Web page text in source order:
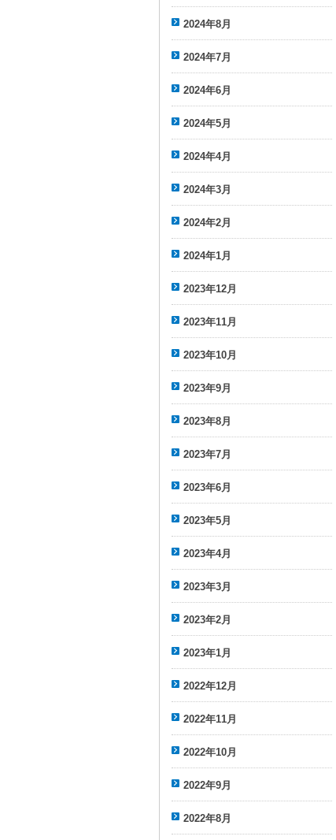
2024年8月
2024年7月
2024年6月
2024年5月
2024年4月
2024年3月
2024年2月
2024年1月
2023年12月
2023年11月
2023年10月
2023年9月
2023年8月
2023年7月
2023年6月
2023年5月
2023年4月
2023年3月
2023年2月
2023年1月
2022年12月
2022年11月
2022年10月
2022年9月
2022年8月